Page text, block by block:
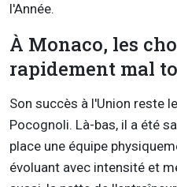
l'Année.
À Monaco, les
rapidement mal
Son succès à l'Union reste
Pocognoli. Là-bas, il a été
place une équipe
évoluant avec intensité et